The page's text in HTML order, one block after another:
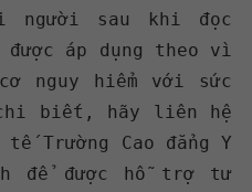
người sau khi đọc
áp dụng theo vì
nguy hiểm với sức
biết, hãy liên hệ
Trường Cao đẳng Y
để được hỗ trợ tư